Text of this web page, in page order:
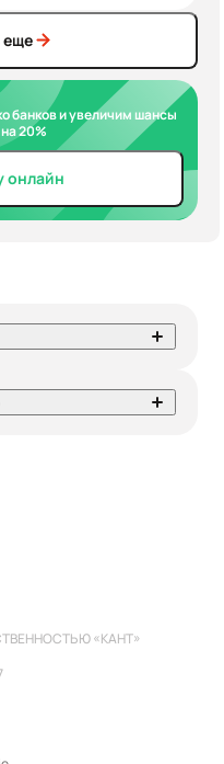
еще
банков и увеличим шансы
20%
онлайн
«КАНТ»